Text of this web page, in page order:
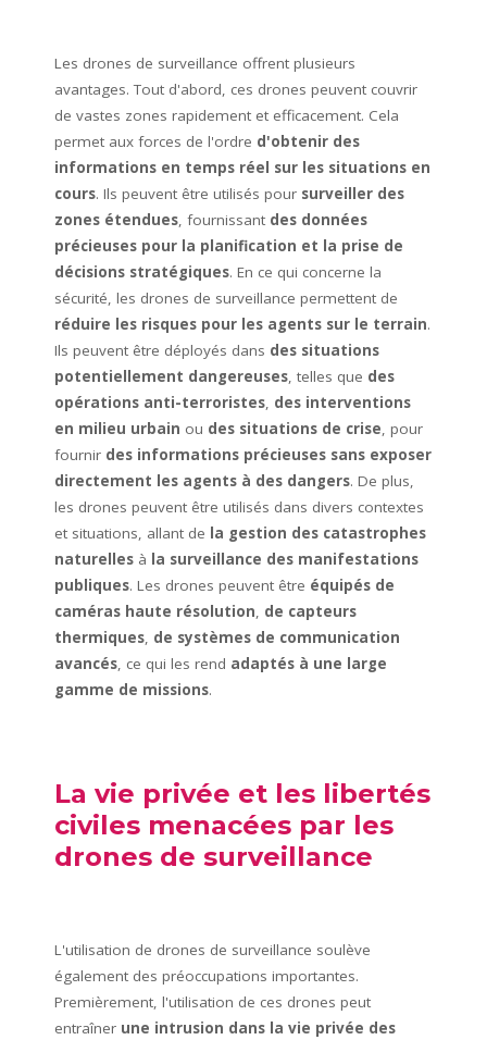
Les drones de surveillance offrent plusieurs
avantages. Tout d'abord, ces drones peuvent couvrir
de vastes zones rapidement et efficacement. Cela
permet aux forces de l'ordre d'obtenir des
informations en temps réel sur les situations en
cours. Ils peuvent être utilisés pour surveiller des
zones étendues, fournissant des données
précieuses pour la planification et la prise de
décisions stratégiques. En ce qui concerne la
sécurité, les drones de surveillance permettent de
réduire les risques pour les agents sur le terrain.
Ils peuvent être déployés dans des situations
potentiellement dangereuses, telles que des
opérations anti-terroristes, des interventions
en milieu urbain ou des situations de crise, pour
fournir des informations précieuses sans exposer
directement les agents à des dangers. De plus,
les drones peuvent être utilisés dans divers contextes
et situations, allant de la gestion des catastrophes
naturelles à la surveillance des manifestations
publiques. Les drones peuvent être équipés de
caméras haute résolution, de capteurs
thermiques, de systèmes de communication
avancés, ce qui les rend adaptés à une large
gamme de missions.
La vie privée et les libertés
civiles menacées par les
drones de surveillance
L'utilisation de drones de surveillance soulève
également des préoccupations importantes.
Premièrement, l'utilisation de ces drones peut
entraîner une intrusion dans la vie privée des